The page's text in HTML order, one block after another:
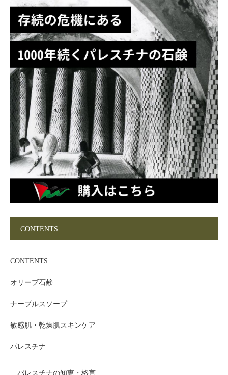
CONTENTS
CONTENTS
オリーブ石鹸
ナーブルスソープ
敏感肌・乾燥肌スキンケア
パレスチナ
パレスチナの知恵・格言